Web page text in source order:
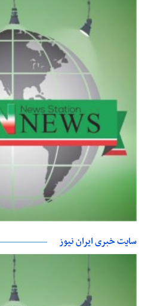
سایت خبری ایران نیوز